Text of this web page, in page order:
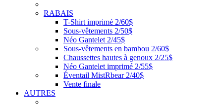
RABAIS
T-Shirt imprimé 2/60$
Sous-vêtements 2/50$
Néo Gantelet 2/45$
Sous-vêtements en bambou 2/60$
Chaussettes hautes à genoux 2/25$
Néo Gantelet imprimé 2/55$
Éventail MistRbear 2/40$
Vente finale
AUTRES